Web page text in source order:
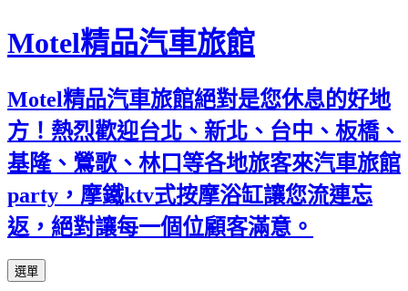
Motel精品汽車旅館
Motel精品汽車旅館絕對是您休息的好地
方！熱烈歡迎台北、新北、台中、板橋、
基隆、鶯歌、林口等各地旅客來汽車旅館
party，摩鐵ktv式按摩浴缸讓您流連忘
返，絕對讓每一個位顧客滿意。
選單